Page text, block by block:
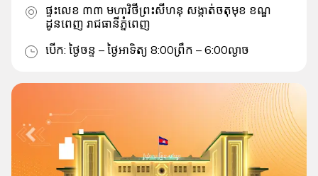
ផ្ទះលេខ ៣៣ មហាវិថីព្រះសីហនុ សង្កាត់ចតុមុខ ខណ្ឌ
ដូនពេញ រាជធានីភ្នំពេញ
បើក: ថ្ងៃចន្ទ – ថ្ងៃអាទិត្យ 8:00ព្រឹក – 6:00ល្ងាច